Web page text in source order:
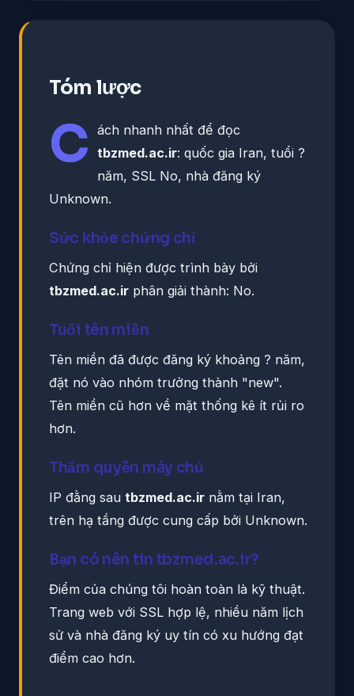
Tóm lược
C ách nhanh nhất để đọc
tbzmed.ac.ir: quốc gia Iran, tuổi ?
năm, SSL No, nhà đăng ký
Unknown.
Sức khỏe chứng chỉ
Chứng chỉ hiện được trình bày bởi
tbzmed.ac.ir phân giải thành: No.
Tuổi tên miền
Tên miền đã được đăng ký khoảng ? năm,
đặt nó vào nhóm trưởng thành "new".
Tên miền cũ hơn về mặt thống kê ít rủi ro
hơn.
Thẩm quyền máy chủ
IP đằng sau tbzmed.ac.ir nằm tại Iran,
trên hạ tầng được cung cấp bởi Unknown.
Bạn có nên tin tbzmed.ac.ir?
Điểm của chúng tôi hoàn toàn là kỹ thuật.
Trang web với SSL hợp lệ, nhiều năm lịch
sử và nhà đăng ký uy tín có xu hướng đạt
điểm cao hơn.